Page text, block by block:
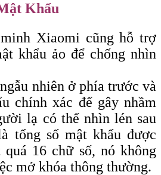
Khẩu
Xiaomi cũng hỗ trợ
khẩu ảo để chống nhìn
nhiên ở phía trước và
chính xác để gây nhầm
lạ có thể nhìn lén sau
tổng số mật khẩu được
16 chữ số, nó không
mở khóa thông thường.